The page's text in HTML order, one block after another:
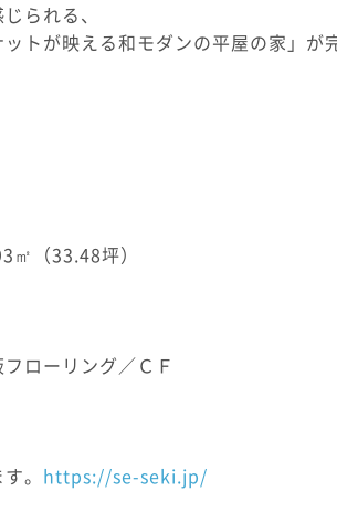
られる、
トが映える和モダンの平屋の家」が
（33.48坪）
ーリング／ＣＦ
。 https://se-seki.jp/